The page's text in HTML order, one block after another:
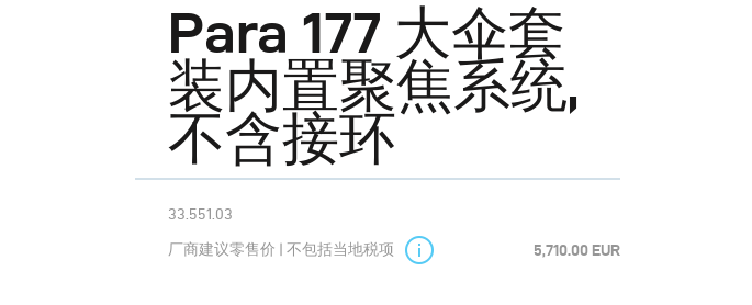
Para 177 大伞套
装内置聚焦系统,
不含接环
33.551.03
厂商建议零售价 | 不包括当地税项 5,710.00 EUR